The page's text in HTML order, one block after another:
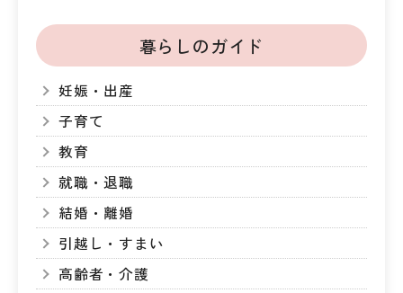
暮らしのガイド
妊娠・出産
子育て
教育
就職・退職
結婚・離婚
引越し・すまい
高齢者・介護